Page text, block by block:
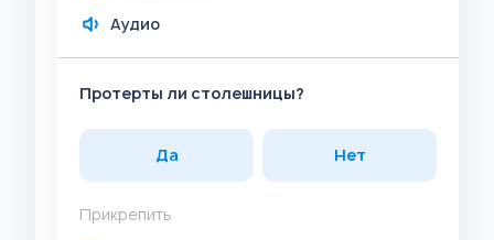
Аудио
Протерты ли столешницы?
Да Нет
Прикрепить